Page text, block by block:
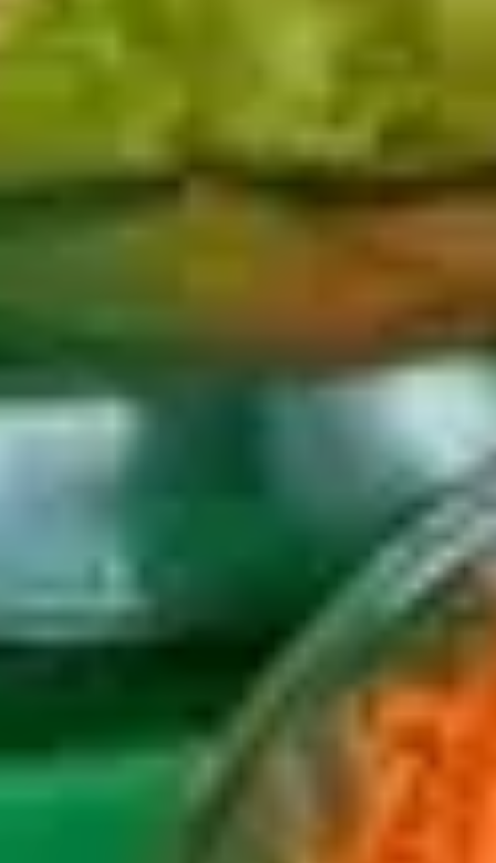
AUTÓDROMO DE
INTERLAGOS DE SÃO
PAULO